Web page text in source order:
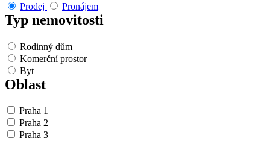
Prodej Pronájem
Typ nemovitosti
Rodinný dům
Komerční prostor
Byt
Oblast
Praha 1
Praha 2
Praha 3